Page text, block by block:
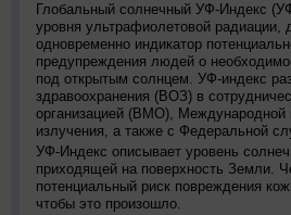
Глобальный солнечный УФ-Индекс
уровня ультрафиолетовой
одновременно индикатор
предупреждения людей о
под открытым солнцем. УФ-индекс
здравоохранения (ВОЗ) в
организацией (ВМО), Международной
излучения, а также с Федеральной
УФ-Индекс описывает уровень
приходящей на поверхность Земли.
потенциальный риск повреждения
чтобы это произошло.